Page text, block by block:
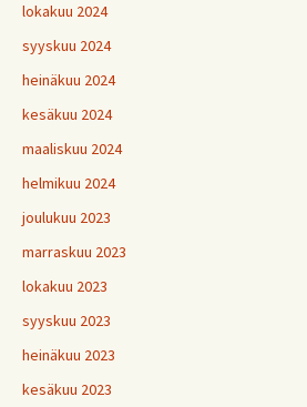
lokakuu 2024
syyskuu 2024
heinäkuu 2024
kesäkuu 2024
maaliskuu 2024
helmikuu 2024
joulukuu 2023
marraskuu 2023
lokakuu 2023
syyskuu 2023
heinäkuu 2023
kesäkuu 2023